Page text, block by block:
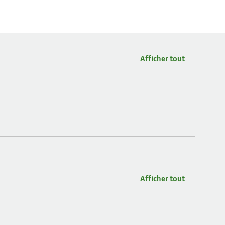
Afficher tout
Afficher tout